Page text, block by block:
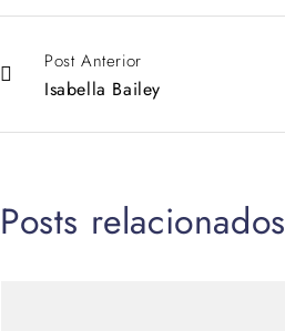
Post Anterior
Isabella Bailey
Posts relacionados